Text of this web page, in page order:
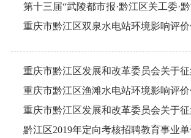
重庆市黔江区双泉水电站环境影响评
重庆市黔江区渔滩水电站环境影响评
黔江区2019年定向考核招聘教育事业